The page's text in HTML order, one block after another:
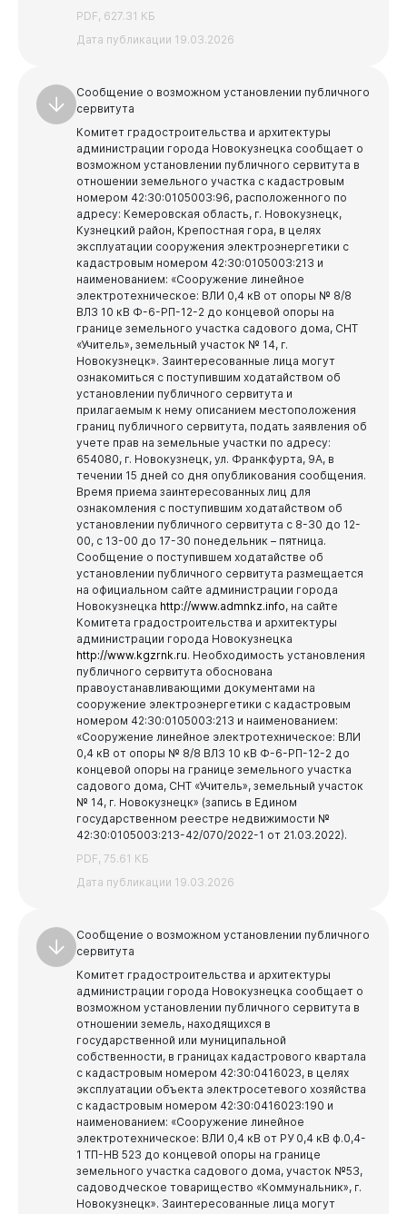
Горожанам
Бизнесу
PDF, 627.31 КБ
Дата публикации 19.03.2026
Сообщение о возможном установлении публичного
сервитута
Комитет градостроительства и архитектуры
администрации города Новокузнецка сообщает о
возможном установлении публичного сервитута в
отношении земельного участка с кадастровым
номером 42:30:0105003:96, расположенного по
адресу: Кемеровская область, г. Новокузнецк,
Кузнецкий район, Крепостная гора, в целях
эксплуатации сооружения электроэнергетики с
кадастровым номером 42:30:0105003:213 и
наименованием: «Сооружение линейное
электротехническое: ВЛИ 0,4 кВ от опоры № 8/8
ВЛЗ 10 кВ Ф-6-РП-12-2 до концевой опоры на
границе земельного участка садового дома, СНТ
«Учитель», земельный участок № 14, г.
Новокузнецк». Заинтересованные лица могут
ознакомиться с поступившим ходатайством об
установлении публичного сервитута и
прилагаемым к нему описанием местоположения
границ публичного сервитута, подать заявления об
учете прав на земельные участки по адресу:
654080, г. Новокузнецк, ул. Франкфурта, 9А, в
течении 15 дней со дня опубликования сообщения.
Время приема заинтересованных лиц для
ознакомления с поступившим ходатайством об
установлении публичного сервитута с 8-30 до 12-
00, с 13-00 до 17-30 понедельник – пятница.
Сообщение о поступившем ходатайстве об
установлении публичного сервитута размещается
на официальном сайте администрации города
Новокузнецка http://www.admnkz.info, на сайте
Комитета градостроительства и архитектуры
администрации города Новокузнецка
http://www.kgzrnk.ru. Необходимость установления
публичного сервитута обоснована
правоустанавливающими документами на
сооружение электроэнергетики с кадастровым
номером 42:30:0105003:213 и наименованием:
«Сооружение линейное электротехническое: ВЛИ
0,4 кВ от опоры № 8/8 ВЛЗ 10 кВ Ф-6-РП-12-2 до
концевой опоры на границе земельного участка
садового дома, СНТ «Учитель», земельный участок
№ 14, г. Новокузнецк» (запись в Едином
государственном реестре недвижимости №
42:30:0105003:213-42/070/2022-1 от 21.03.2022).
PDF, 75.61 КБ
Дата публикации 19.03.2026
Сообщение о возможном установлении публичного
сервитута
Комитет градостроительства и архитектуры
администрации города Новокузнецка сообщает о
возможном установлении публичного сервитута в
отношении земель, находящихся в
государственной или муниципальной
собственности, в границах кадастрового квартала
с кадастровым номером 42:30:0416023, в целях
эксплуатации объекта электросетевого хозяйства
с кадастровым номером 42:30:0416023:190 и
наименованием: «Сооружение линейное
электротехническое: ВЛИ 0,4 кВ от РУ 0,4 кВ ф.0,4-
1 ТП-НВ 523 до концевой опоры на границе
земельного участка садового дома, участок №53,
садоводческое товарищество «Коммунальник», г.
Новокузнецк». Заинтересованные лица могут